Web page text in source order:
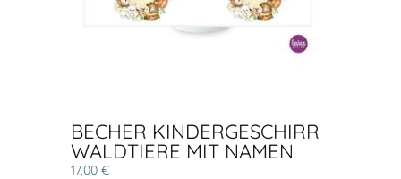
BECHER KINDERGESCHIRR
WALDTIERE MIT NAMEN
17,00 €